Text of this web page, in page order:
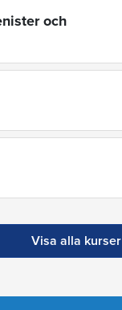
och
Visa alla kurser